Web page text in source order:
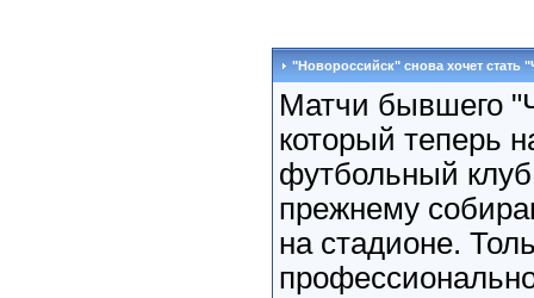
"Новороссийск" снова хочет стать
Матчи бывшего
который теперь
футбольный
прежнему
на стадионе.